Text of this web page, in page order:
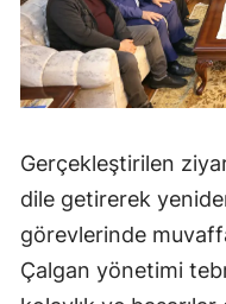
Gerçekleştirilen
dile getirerek
görevlerinde
Çalgan yönetimi